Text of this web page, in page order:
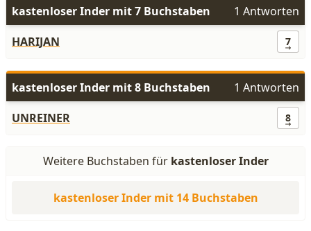
kastenloser Inder mit 7 Buchstaben
1 Antworten
HARIJAN
7
kastenloser Inder mit 8 Buchstaben
1 Antworten
UNREINER
8
Weitere Buchstaben für kastenloser Inder
kastenloser Inder mit 14 Buchstaben